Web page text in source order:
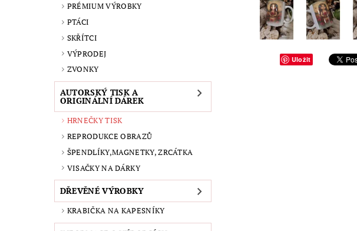
PRÉMIUM VÝROBKY
PTÁCI
SKŘÍTCI
VÝPRODEJ
ZVONKY
AUTORSKÝ TISK A
ORIGINÁLNÍ DÁREK
HRNEČKY TISK
REPRODUKCE OBRAZŮ
ŠPENDLÍKY,MAGNETKY, ZRCÁTKA
VISAČKY NA DÁRKY
DŘEVĚNÉ VÝROBKY
KRABIČKA NA KAPESNÍKY
Uložit